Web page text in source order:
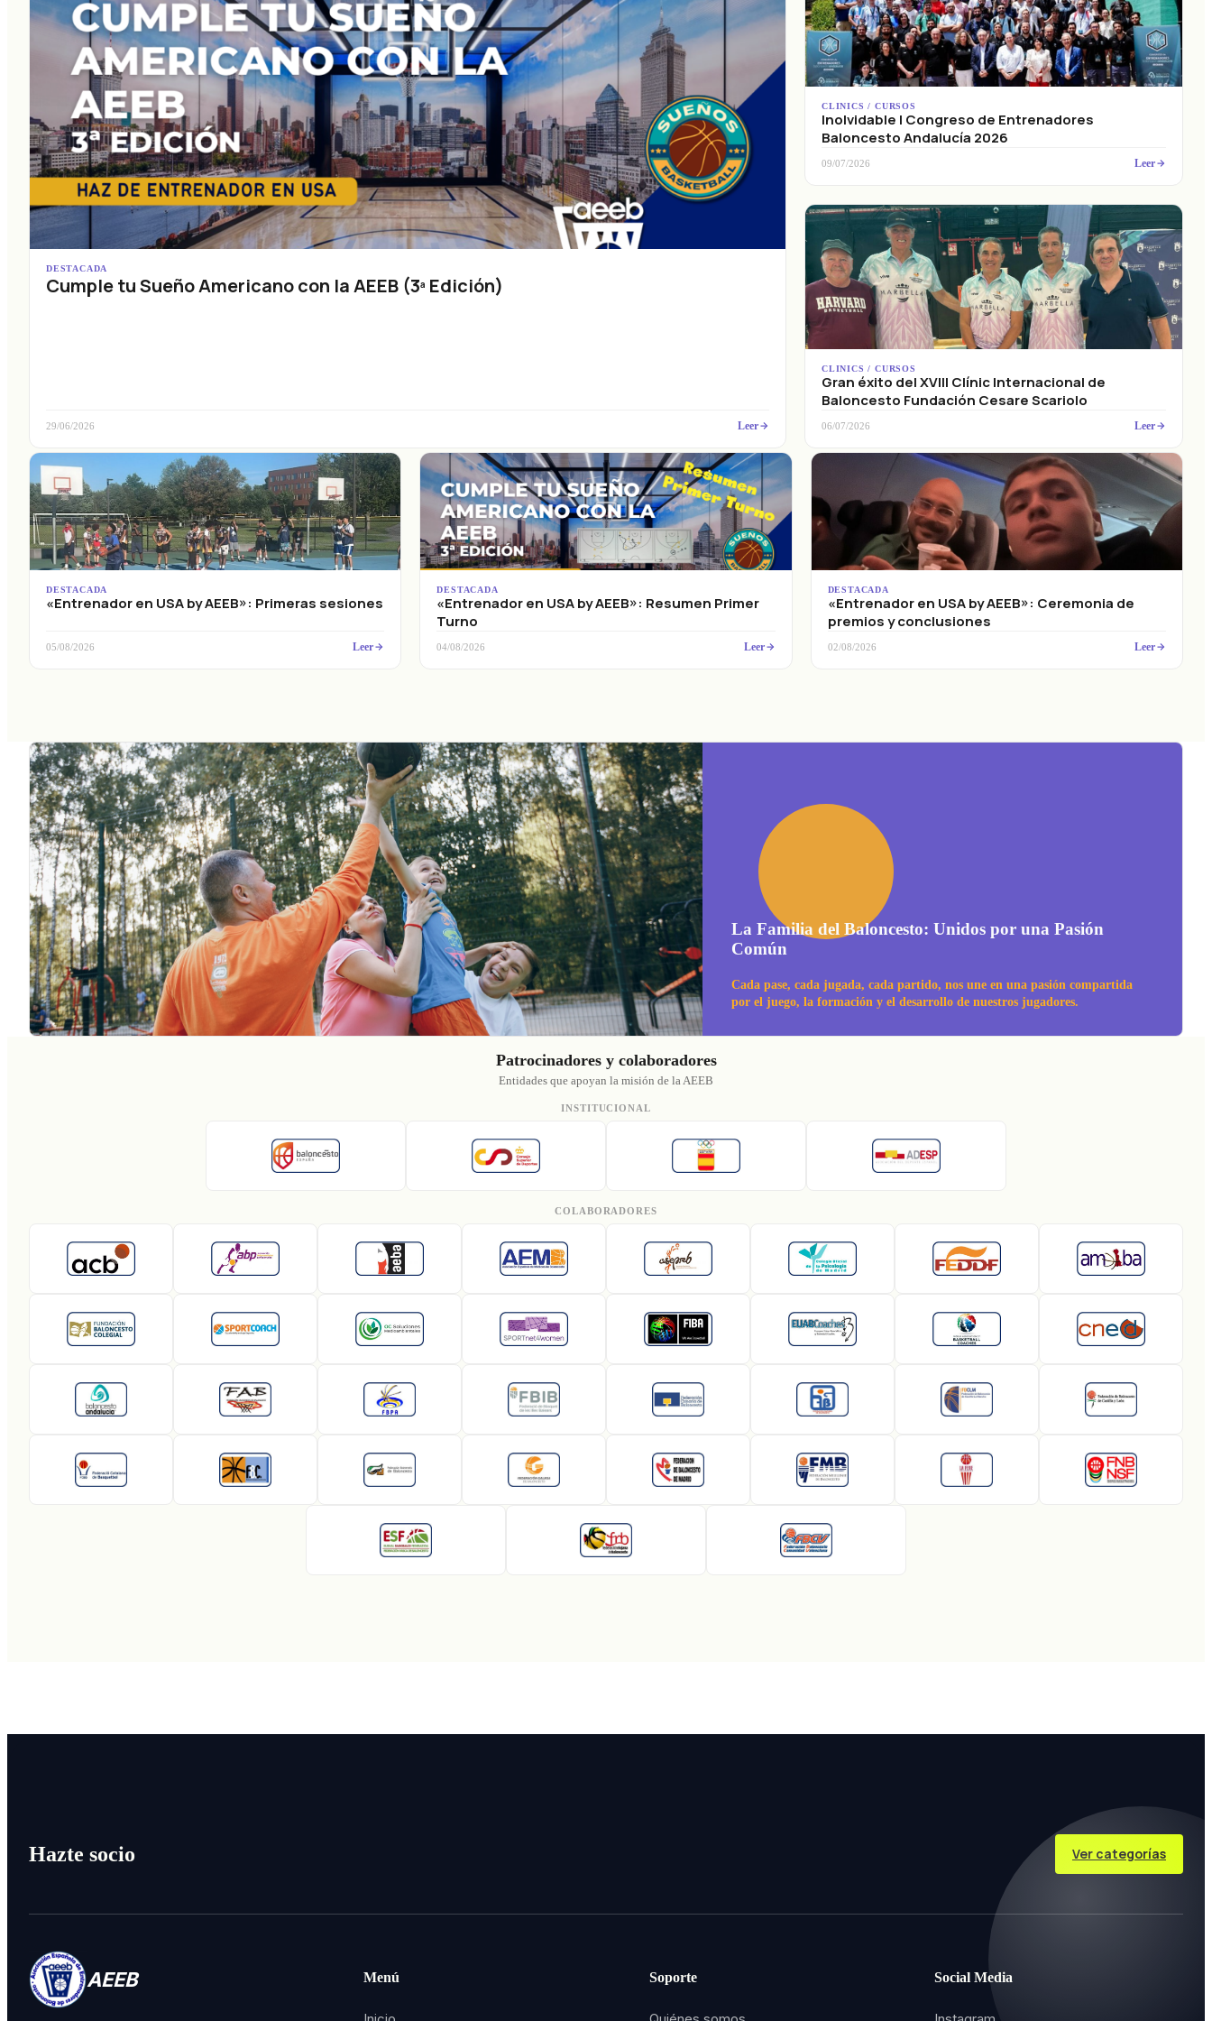
DESTACADA
Cumple tu Sueño Americano con la AEEB (3ª Edición)
29/06/2026 Leer
CLINICS / CURSOS
Inolvidable I Congreso de Entrenadores
Baloncesto Andalucía 2026
09/07/2026 Leer
CLINICS / CURSOS
Gran éxito del XVIII Clínic Internacional de
Baloncesto Fundación Cesare Scariolo
06/07/2026 Leer
DESTACADA
«Entrenador en USA by AEEB»: Primeras sesiones
05/08/2026 Leer
DESTACADA
«Entrenador en USA by AEEB»: Resumen Primer
Turno
04/08/2026 Leer
DESTACADA
«Entrenador en USA by AEEB»: Ceremonia de
premios y conclusiones
02/08/2026 Leer
La Familia del Baloncesto: Unidos por una Pasión
Común
Cada pase, cada jugada, cada partido, nos une en una pasión compartida
por el juego, la formación y el desarrollo de nuestros jugadores.
Patrocinadores y colaboradores
Entidades que apoyan la misión de la AEEB
INSTITUCIONAL
COLABORADORES
Hazte socio Ver categorías
AEEB Menú Soporte Social Media